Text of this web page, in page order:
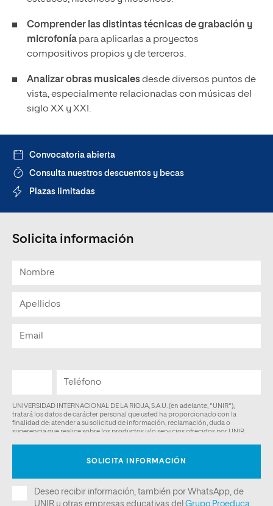
Comprender las distintas técnicas de grabación y
microfonía para aplicarlas a proyectos
compositivos propios y de terceros.
Analizar obras musicalesdesde diversos puntos de
vista, especialmente relacionadas con músicas del
siglo XX y XXI.
Convocatoria abierta
Consulta nuestros descuentos y becas
Plazas limitadas
Solicita información